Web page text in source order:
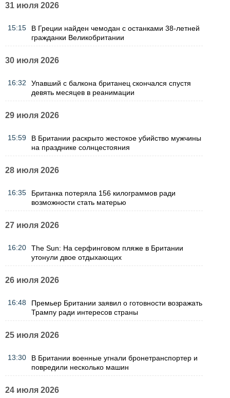
31 июля 2026
15:15
В Греции найден чемодан с останками 38-летней
гражданки Великобритании
30 июля 2026
16:32
Упавший с балкона британец скончался спустя
девять месяцев в реанимации
29 июля 2026
15:59
В Британии раскрыто жестокое убийство мужчины
на празднике солнцестояния
28 июля 2026
16:35
Британка потеряла 156 килограммов ради
возможности стать матерью
27 июля 2026
16:20
The Sun: На серфинговом пляже в Британии
утонули двое отдыхающих
26 июля 2026
16:48
Премьер Британии заявил о готовности возражать
Трампу ради интересов страны
25 июля 2026
13:30
В Британии военные угнали бронетранспортер и
повредили несколько машин
24 июля 2026